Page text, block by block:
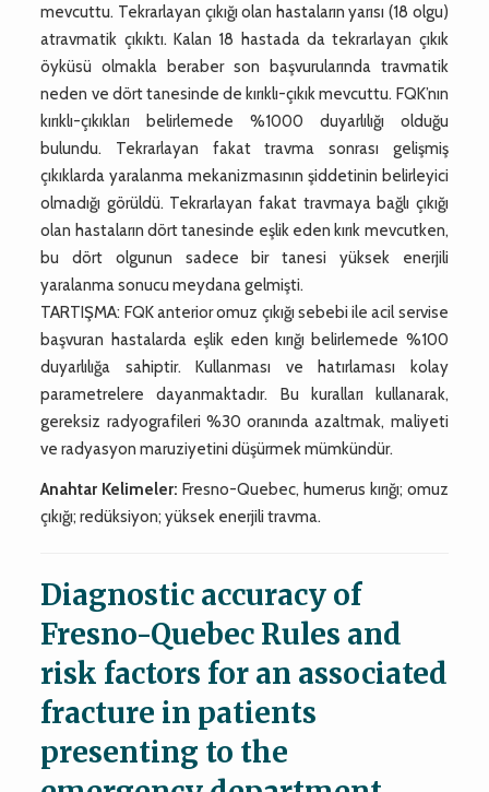
mevcuttu. Tekrarlayan çıkığı olan hastaların yarısı (18 olgu)
atravmatik çıkıktı. Kalan 18 hastada da tekrarlayan çıkık
öyküsü olmakla beraber son başvurularında travmatik
neden ve dört tanesinde de kırıklı-çıkık mevcuttu. FQK’nın
kırıklı-çıkıkları belirlemede %1000 duyarlılığı olduğu
bulundu. Tekrarlayan fakat travma sonrası gelişmiş
çıkıklarda yaralanma mekanizmasının şiddetinin belirleyici
olmadığı görüldü. Tekrarlayan fakat travmaya bağlı çıkığı
olan hastaların dört tanesinde eşlik eden kırık mevcutken,
bu dört olgunun sadece bir tanesi yüksek enerjili
yaralanma sonucu meydana gelmişti.
TARTIŞMA: FQK anterior omuz çıkığı sebebi ile acil servise
başvuran hastalarda eşlik eden kırığı belirlemede %100
duyarlılığa sahiptir. Kullanması ve hatırlaması kolay
parametrelere dayanmaktadır. Bu kuralları kullanarak,
gereksiz radyografileri %30 oranında azaltmak, maliyeti
ve radyasyon maruziyetini düşürmek mümkündür.
Anahtar Kelimeler: Fresno-Quebec, humerus kırığı; omuz
çıkığı; redüksiyon; yüksek enerjili travma.
Diagnostic accuracy of
Fresno-Quebec Rules and
risk factors for an associated
fracture in patients
presenting to the